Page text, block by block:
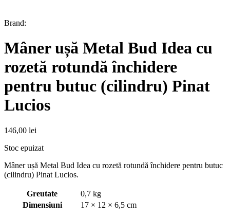
Brand:
Mâner ușă Metal Bud Idea cu
rozetă rotundă închidere
pentru butuc (cilindru) Pinat
Lucios
146,00 lei
Stoc epuizat
Mâner ușă Metal Bud Idea cu rozetă rotundă închidere pentru butuc
(cilindru) Pinat Lucios.
Greutate
0,7 kg
Dimensiuni
17 × 12 × 6,5 cm